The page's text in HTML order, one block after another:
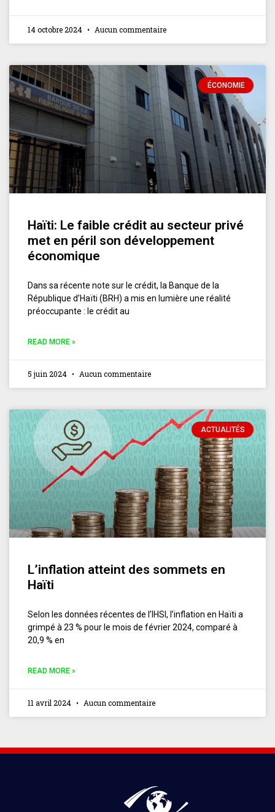
14 octobre 2024 Aucun commentaire
ÉCONOMIE
Haïti: Le faible crédit au secteur privé
met en péril son développement
économique
Dans sa récente note sur le crédit, la Banque de la
République d’Haïti (BRH) a mis en lumière une réalité
préoccupante : le crédit au
READ MORE »
5 juin 2024 Aucun commentaire
ACTUALITÉS
L’inflation atteint des sommets en
Haïti
Selon les données récentes de l’IHSI, l’inflation en Haïti a
grimpé à 23 % pour le mois de février 2024, comparé à
20,9 % en
READ MORE »
11 avril 2024 Aucun commentaire